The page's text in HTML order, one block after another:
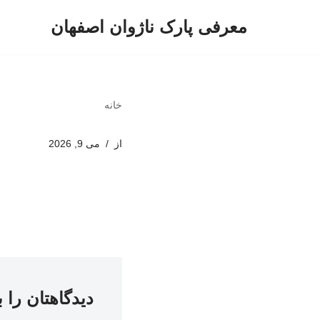
معرفی پارک ناژوان اصفهان
خانه
از می 9, 2026
دیدگاهتان را